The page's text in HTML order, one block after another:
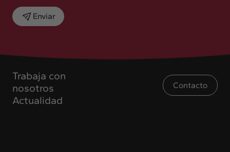
Trabaja con
nosotros
Actualidad
Contacto
Enviar